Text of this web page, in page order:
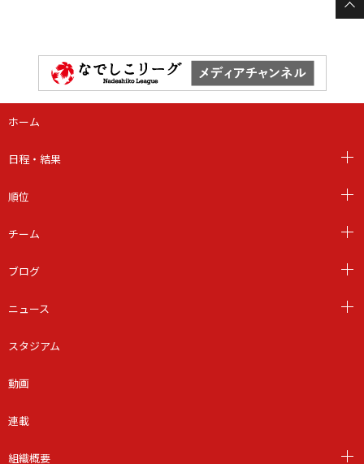
ホーム
日程・結果
順位
チーム
ブログ
ニュース
スタジアム
動画
連載
組織概要